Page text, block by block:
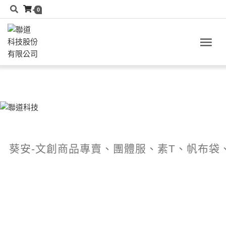
0
安-文創商品專賣、團體服、素T、帆布袋、